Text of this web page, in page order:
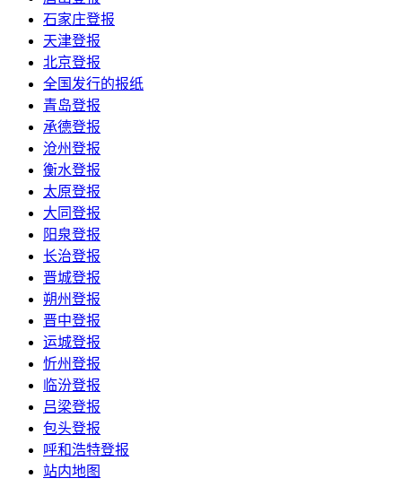
石家庄登报
天津登报
北京登报
全国发行的报纸
青岛登报
承德登报
沧州登报
衡水登报
太原登报
大同登报
阳泉登报
长治登报
晋城登报
朔州登报
晋中登报
运城登报
忻州登报
临汾登报
吕梁登报
包头登报
呼和浩特登报
站内地图